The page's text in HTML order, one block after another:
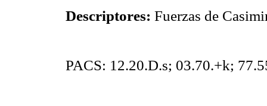
Descriptores: Fuerzas de
PACS: 12.20.D.s; 03.70.+k;